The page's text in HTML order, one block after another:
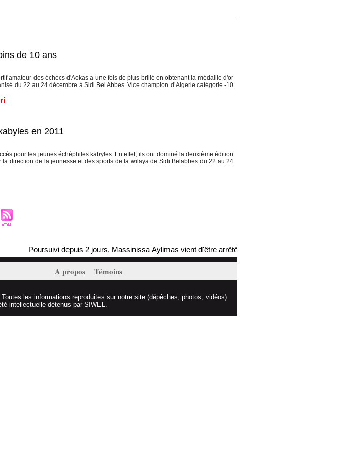
de 10 ans
amateur des échecs d'Aokas a une fois de plus brillé en obtenant la médaille d'or
du 22 au 24 décembre à Sidi Bel Abbes. Vice champion d’Algerie catégorie -10
en 2011
pour les jeunes échéphiles kabyles. En effet, ils ont dominé la deuxième édition
direction de la jeunesse et des sports de la wilaya de Sidi Belabbes du 22 au 24
Poursuivi depuis 2 jours, Massinissa Aylimas vient d'être arrêté par les autorités coloniales (mis
A propos Témoins
les informations reproduites sur notre site (dépêches, photos, vidéos)
intellectuelle détenus par SIWEL.